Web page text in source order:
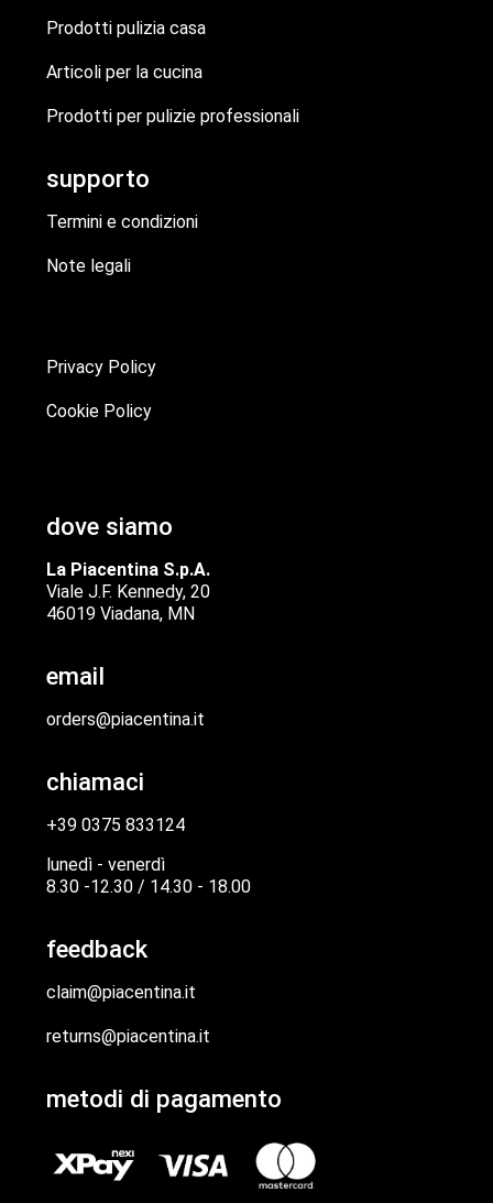
Prodotti pulizia casa
Articoli per la cucina
Prodotti per pulizie professionali
supporto
Termini e condizioni
Note legali
Privacy Policy
Cookie Policy
dove siamo
La Piacentina S.p.A.
Viale J.F. Kennedy, 20
46019 Viadana, MN
email
orders@piacentina.it
chiamaci
+39 0375 833124
lunedì - venerdì
8.30 -12.30 / 14.30 - 18.00
feedback
claim@piacentina.it
returns@piacentina.it
metodi di pagamento